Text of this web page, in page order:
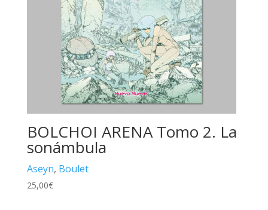
BOLCHOI ARENA Tomo 2. La
sonámbula
Aseyn, Boulet
25,00€